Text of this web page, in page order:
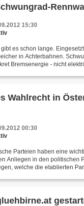
15:30
es schon lange.
in Achterbahnen.
Bremsenergie - nicht
Wahlrecht in
00:30
Parteien haben eine
Anliegen in den politischen
welche die etablierten